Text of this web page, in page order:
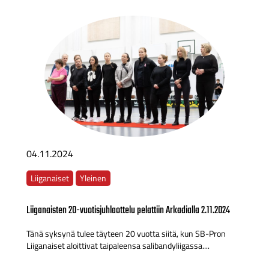
04.11.2024
Liiganaiset Yleinen
Liiganaisten 20-vuotisjuhlaottelu pelattiin Arkadialla 2.11.2024
Tänä syksynä tulee täyteen 20 vuotta siitä, kun SB-Pron
Liiganaiset aloittivat taipaleensa salibandyliigassa....